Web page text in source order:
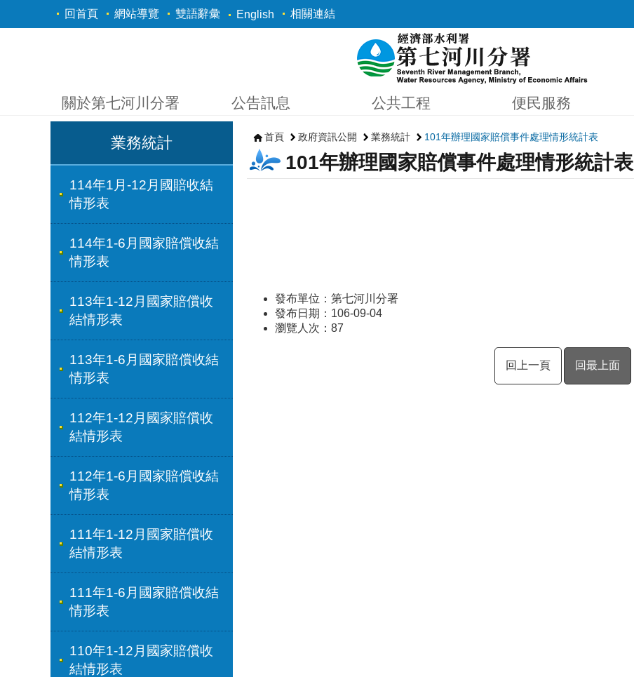
跳到主要內容區塊
回首頁 網站導覽 雙語辭彙 English 相關連結
關於第七河川分署 公告訊息 公共工程 便民服務
業務統計
114年1月-12月國賠收結
情形表
114年1-6月國家賠償收結
情形表
113年1-12月國家賠償收
結情形表
113年1-6月國家賠償收結
情形表
112年1-12月國家賠償收
結情形表
112年1-6月國家賠償收結
情形表
111年1-12月國家賠償收
結情形表
111年1-6月國家賠償收結
情形表
110年1-12月國家賠償收
結情形表
首頁 政府資訊公開 業務統計 101年辦理國家賠償事件處理情形統計表
101年辦理國家賠償事件處理情形統計表
發布單位：第七河川分署
發布日期：106-09-04
瀏覽人次： 87
回上一頁 回最上面